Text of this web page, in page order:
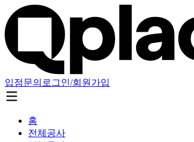
입점문의 로그인/회원가입
홈
전체공사